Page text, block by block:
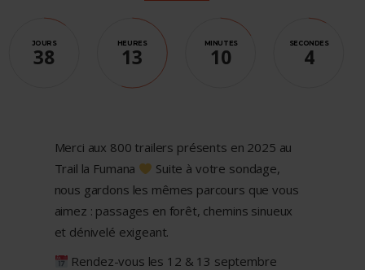
JOURS
38
HEURES
13
MINUTES
10
SECONDES
2
Merci aux 800 trailers présents en 2025 au
Trail la Fumana
Suite à votre sondage,
nous gardons les mêmes parcours que vous
aimez : passages en forêt, chemins sinueux
et dénivelé exigeant.
Rendez-vous les 12 & 13 septembre